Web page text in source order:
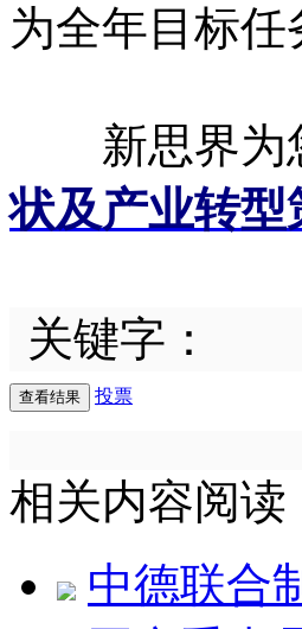
为全年目标
新思界为
状及产业转
关键字：
投票
相关内容阅读
中德联合